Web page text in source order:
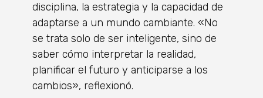
disciplina, la estrategia y la capacidad de
adaptarse a un mundo cambiante. «No
se trata solo de ser inteligente, sino de
saber cómo interpretar la realidad,
planificar el futuro y anticiparse a los
cambios», reflexionó.